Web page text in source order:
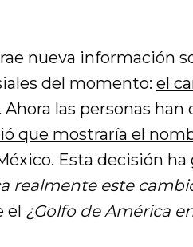
nueva información
del momento: el
Ahora las personas
que mostraría el
Esta decisión
realmente este
el ¿Golfo de América